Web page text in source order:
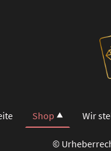
Shop Wir
©